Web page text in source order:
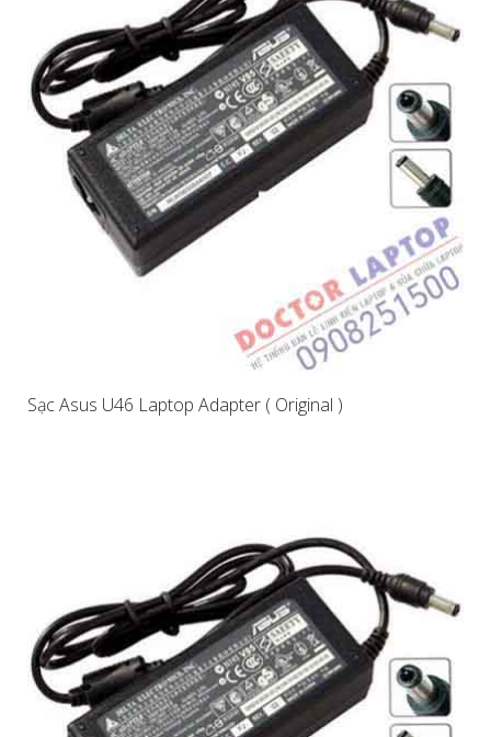
Sạc Asus U46 Laptop Adapter ( Original )